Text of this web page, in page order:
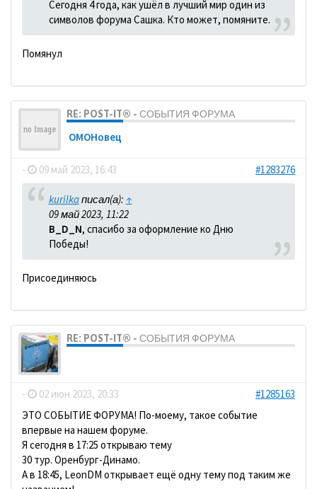
Сегодня 4 года, как ушёл в лучший мир один из
символов форума Сашка. Кто может, помяните.
Помянул
RE: POST-IT® - СОБЫТИЯ ФОРУМА
ОМОНовец
- 09 май 2023, 16:43 #1283276
kurilkaписал(а): ↑
09 май 2023, 11:22
B_D_N, спасибо за оформление ко Дню
Победы!
Присоединяюсь
RE: POST-IT® - СОБЫТИЯ ФОРУМА
- 02 июн 2023, 20:33
#1285163
ЭТО СОБЫТИЕ ФОРУМА! По-моему, такое событие
впервые на нашем форуме.
Я сегодня в 17:25 открываю тему
30 тур. Оренбург-Динамо.
А в 18:45, LeonDM открывает ещё одну тему под таким же